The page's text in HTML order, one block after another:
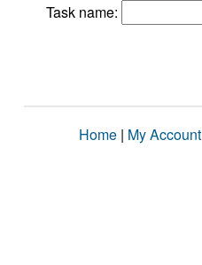
Task name:
Home | My Account